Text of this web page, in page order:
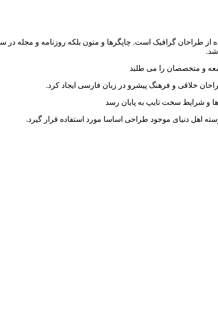
از طراحان گرافیک است. چاپگرها و متون بلکه روزنامه و مجله
و متخصصان را می طلبد
خلاقی و فرهنگ پیشرو در زبان فارسی ایجاد کرد.
و شرایط سخت تایپ به پایان رسد
اهل دنیای موجود طراحی اساسا مورد استفاده قرار گیرد.